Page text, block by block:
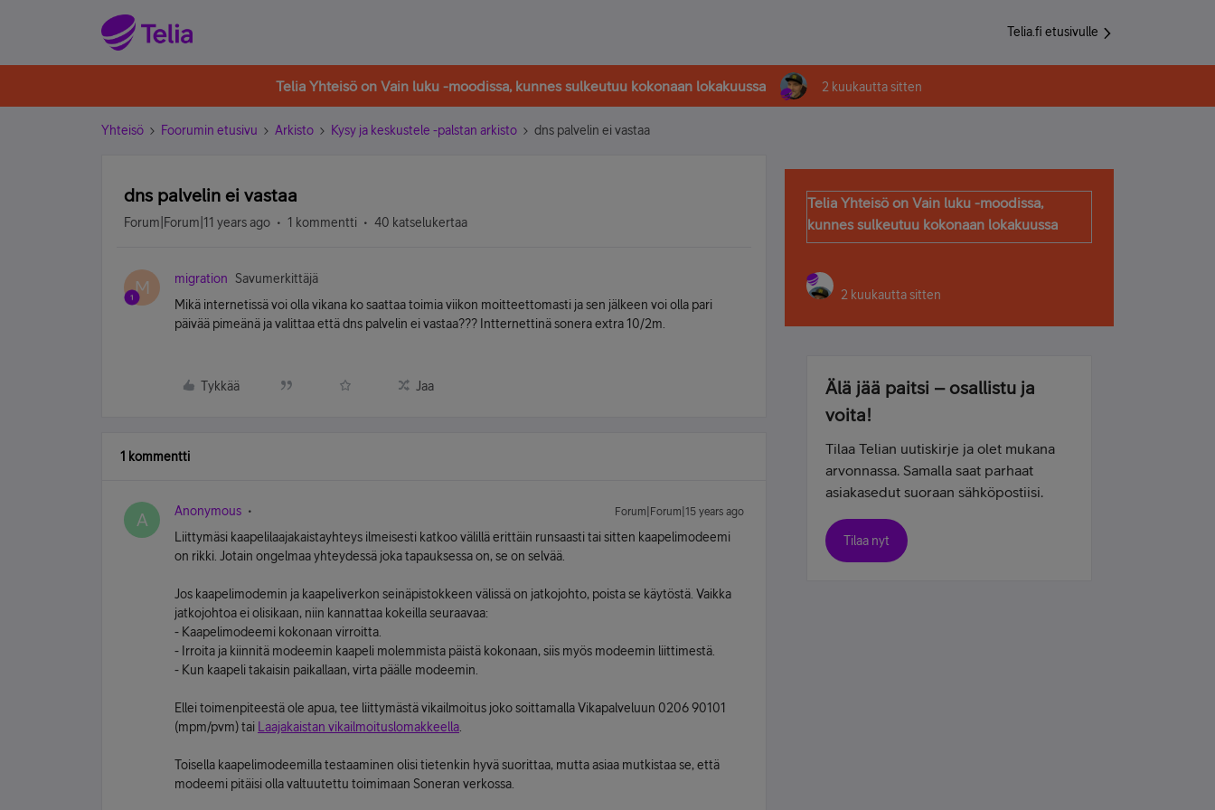
Telia.fi etusivulle
Telia Yhteisö on Vain luku -moodissa, kunnes sulkeutuu kokonaan lokakuussa 2 kuukautta sitten
Yhteisö Foorumin etusivu Arkisto Kysy ja keskustele -palstan arkisto dns palvelin ei vastaa
dns palvelin ei vastaa
Forum|Forum|11 years ago 1 kommentti 40 katselukertaa
M migration
Savumerkittäjä
Mikä internetissä voi olla vikana ko saattaa toimia viikon moitteettomasti ja sen jälkeen voi olla pari
päivää pimeänä ja valittaa että dns palvelin ei vastaa??? Intternettinä sonera extra 10/2m.
Tykkää Jaa
1 kommentti
A Anonymous Forum|Forum|15 years ago
Liittymäsi kaapelilaajakaistayhteys ilmeisesti katkoo välillä erittäin runsaasti tai sitten kaapelimodeemi
on rikki. Jotain ongelmaa yhteydessä joka tapauksessa on, se on selvää.
Jos kaapelimodemin ja kaapeliverkon seinäpistokkeen välissä on jatkojohto, poista se käytöstä. Vaikka
jatkojohtoa ei olisikaan, niin kannattaa kokeilla seuraavaa:
- Kaapelimodeemi kokonaan virroitta.
- Irroita ja kiinnitä modeemin kaapeli molemmista päistä kokonaan, siis myös modeemin liittimestä.
- Kun kaapeli takaisin paikallaan, virta päälle modeemin.
Ellei toimenpiteestä ole apua, tee liittymästä vikailmoitus joko soittamalla Vikapalveluun 0206 90101
(mpm/pvm) tai
Laajakaistan vikailmoituslomakkeella
Toisella kaapelimodeemilla testaaminen olisi tietenkin hyvä suorittaa, mutta asiaa mutkistaa se, että
modeemi pitäisi olla valtuutettu toimimaan Soneran verkossa.
Telia Yhteisö on Vain luku -moodissa,
kunnes sulkeutuu kokonaan lokakuussa
2 kuukautta sitten
Älä jää paitsi – osallistu ja
voita!
Tilaa Telian uutiskirje ja olet mukana
arvonnassa. Samalla saat parhaat
asiakasedut suoraan sähköpostiisi.
Tilaa nyt